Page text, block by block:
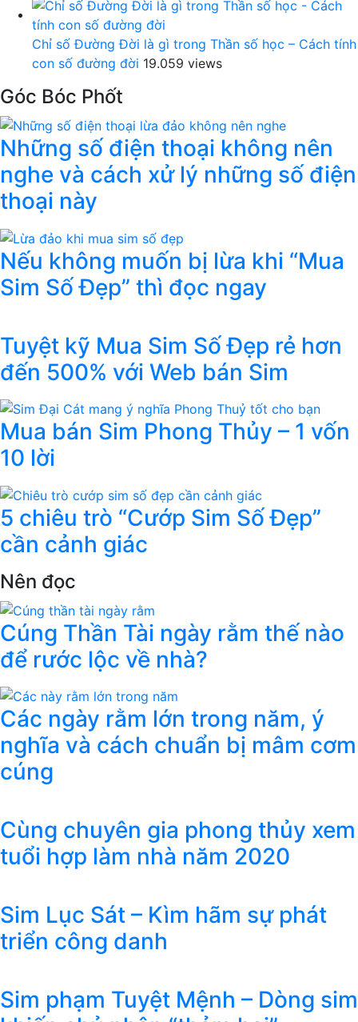
Chỉ số Đường Đời là gì trong Thần số học – Cách tính
con số đường đời 19.059 views
Góc Bóc Phốt
Những số điện thoại không nên
nghe và cách xử lý những số điện
thoại này
Nếu không muốn bị lừa khi “Mua
Sim Số Đẹp” thì đọc ngay
Tuyệt kỹ Mua Sim Số Đẹp rẻ hơn
đến 500% với Web bán Sim
Mua bán Sim Phong Thủy – 1 vốn
10 lời
5 chiêu trò “Cướp Sim Số Đẹp”
cần cảnh giác
Nên đọc
Cúng Thần Tài ngày rằm thế nào
để rước lộc về nhà?
Các ngày rằm lớn trong năm, ý
nghĩa và cách chuẩn bị mâm cơm
cúng
Cùng chuyên gia phong thủy xem
tuổi hợp làm nhà năm 2020
Sim Lục Sát – Kìm hãm sự phát
triển công danh
Sim phạm Tuyệt Mệnh – Dòng sim